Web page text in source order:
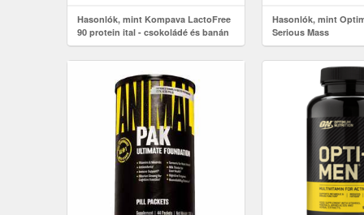
Hasonlók, mint Kompava LactoFree
90 protein ital - csokoládé és banán
1000 g
Hasonlók, mint
Serious Mass